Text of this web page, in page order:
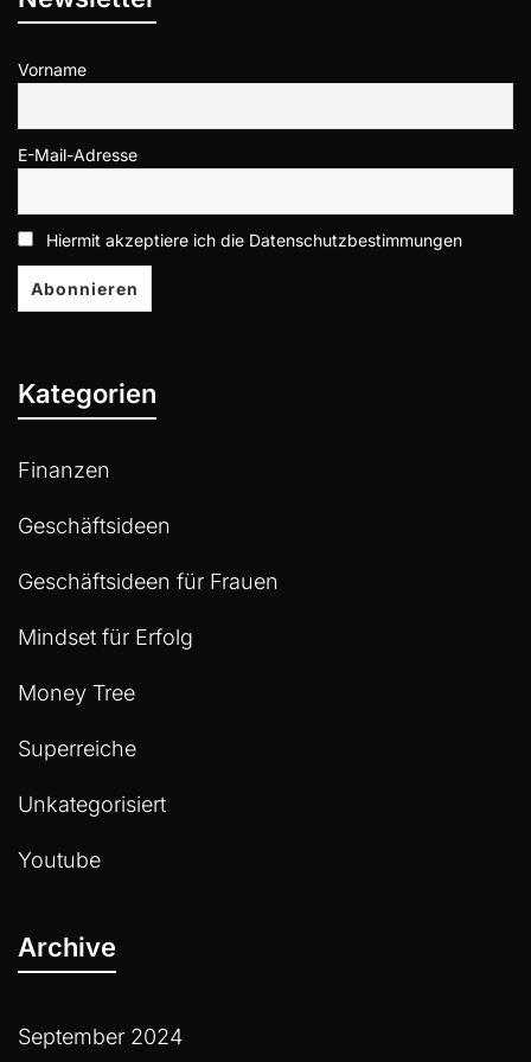
Vorname
E-Mail-Adresse
Hiermit akzeptiere ich die Datenschutzbestimmungen
Kategorien
Finanzen
Geschäftsideen
Geschäftsideen für Frauen
Mindset für Erfolg
Money Tree
Superreiche
Unkategorisiert
Youtube
Archive
September 2024